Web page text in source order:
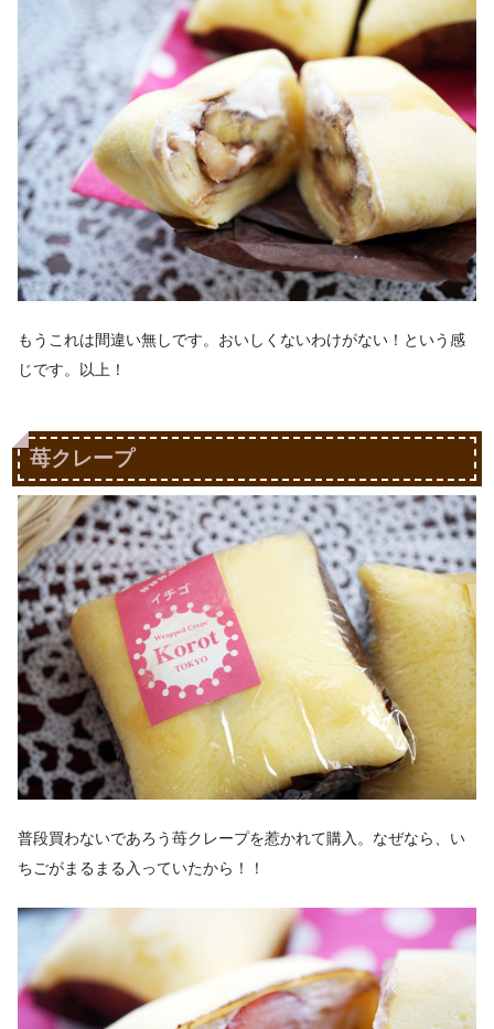
もうこれは間違い無しです。おいしくないわけがない！という感
じです。以上！
苺クレープ
普段買わないであろう苺クレープを惹かれて購入。なぜなら、い
ちごがまるまる入っていたから！！